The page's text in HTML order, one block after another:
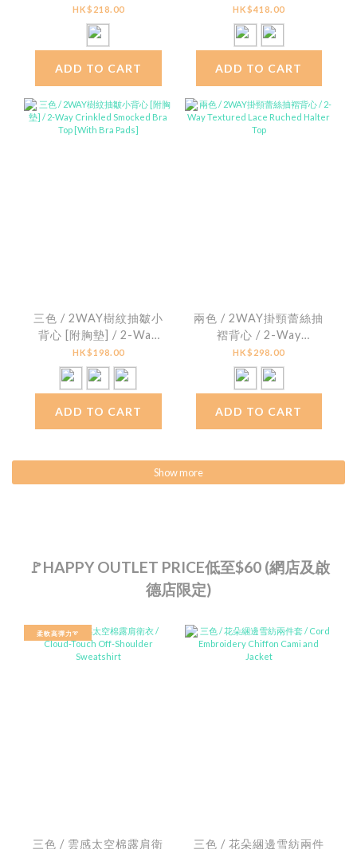
Floral Textured
Padded Cami Top
HK$218.00
ADD TO CART
Striped Seersucker
Bubble Skirt
HK$418.00
ADD TO CART
三色 / 2WAY樹紋抽皺小
背心 [附胸墊] / 2-Way
Crinkled Smocked Bra
Top [With Bra Pads]
HK$198.00
ADD TO CART
兩色 / 2WAY掛頸蕾絲抽
褶背心 / 2-Way
Textured Lace Ruched
Halter Top
HK$298.00
ADD TO CART
Show more
🚩HAPPY OUTLET PRICE低至$60 (網店及啟
德店限定)
柔軟高彈力➰
三色 / 雲感太空棉露肩衛
三色 / 花朵綑邊雪紡兩件